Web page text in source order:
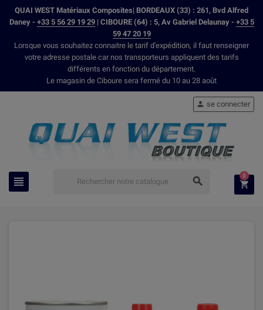
QUAI WEST Matériaux Composites| BORDEAUX (33) : 261, Bvd Alfred
Daney - +33 5 56 29 19 29| CIBOURE (64) : 5, Av Gabriel Delaunay - +33 5
59 47 20 19
Lorsque vous souhaitez connaitre le tarif d'expédition, il faut renseigner
votre adresse postale car nos transporteurs appliquent des tarifs
différents en fonction du département.
Le magasin de Ciboure sera fermé du 10 au 28 août
 
 se connecter

0